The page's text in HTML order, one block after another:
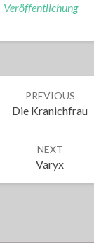
Veröffentlichung
PREVIOUS
Die Kranichfrau
NEXT
Varyx